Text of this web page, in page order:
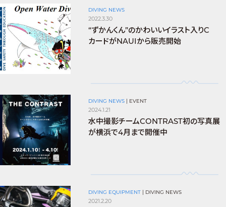
DIVING NEWS
2022.3.30
“ずかんくん”のかわいいイラスト入りC
カードがNAUIから販売開始
DIVING NEWS EVENT
2024.1.21
水中撮影チームCONTRAST初の写真展
が横浜で4月まで開催中
DIVING EQUIPMENT DIVING NEWS
2021.2.20